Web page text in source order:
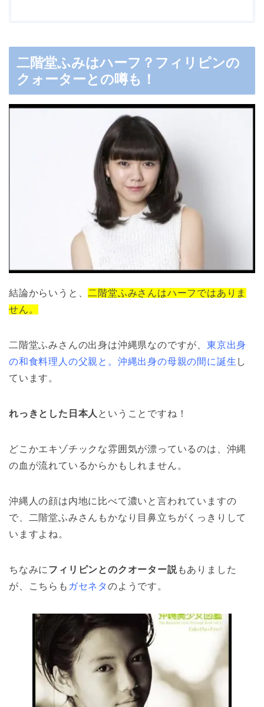
二階堂ふみはハーフ？フィリピンの
クォーターとの噂も！
結論からいうと、 二階堂ふみさんはハーフではありま
せん。
二階堂ふみさんの出身は沖縄県なのですが、 東京出身
の和食料理人の父親と。沖縄出身の母親の間に誕生 し
ています。
れっきとした日本人 ということですね！
どこかエキゾチックな雰囲気が漂っているのは、沖縄
の血が流れているからかもしれません。
沖縄人の顔は内地に比べて濃いと言われていますの
で、二階堂ふみさんもかなり目鼻立ちがくっきりして
いますよね。
ちなみに フィリピンとのクオーター説もありました
が、こちらも ガセネタのようです。